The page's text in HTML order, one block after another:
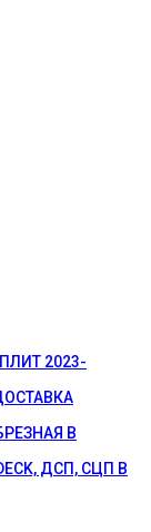
2023-
В
ДСП, СЦП В